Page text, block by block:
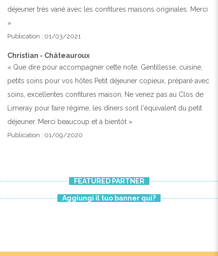
déjeuner très varié avec les confitures maisons originales. Merci
»
Publication : 01/03/2021
Christian - Châteauroux
« Que dire pour accompagner cette note, Gentillesse, cuisine,
petits soins pour vos hôtes Petit déjeuner copieux, préparé avec
soins, excellentes confitures maison, Ne venez pas au Clos de
Limeray pour faire régime, les dîners sont l'équivalent du petit
déjeuner. Merci beaucoup et à bientôt »
Publication : 01/09/2020
FEATURED PARTNER
Aggiungi il tuo banner qui?